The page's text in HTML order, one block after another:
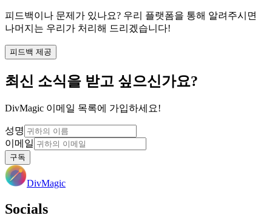
피드백이나 문제가 있나요? 우리 플랫폼을 통해 알려주시면
나머지는 우리가 처리해 드리겠습니다!
피드백 제공
최신 소식을 받고 싶으신가요?
DivMagic 이메일 목록에 가입하세요!
성명
이메일
구독
DivMagic
Socials